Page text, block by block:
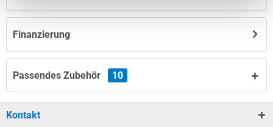
Finanzierung
Passendes Zubehör 10
Kontakt